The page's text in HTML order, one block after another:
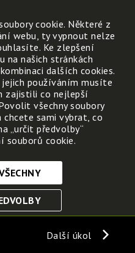
houba živí
látekz půdy.
Další úkol
cookie. Některé z
webu, ty vypnout nelze
Ke zlepšení
na našich stránkách
dalších cookies.
používáním musíte
zajistili co nejlepší
všechny soubory
chcete sami vybrat, co
„určit předvolby“
souborů cookie.
abyste se mohli
webové stránky